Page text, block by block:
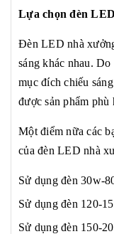
Lựa chọn đèn
Đèn LED nhà
sáng khác nhau.
mục đích chiếu
được sản phẩm phù
Một điểm nữa các
của đèn LED nhà
Sử dụng đèn 30w-
Sử dụng đèn 120-
Sử dụng đèn 150-